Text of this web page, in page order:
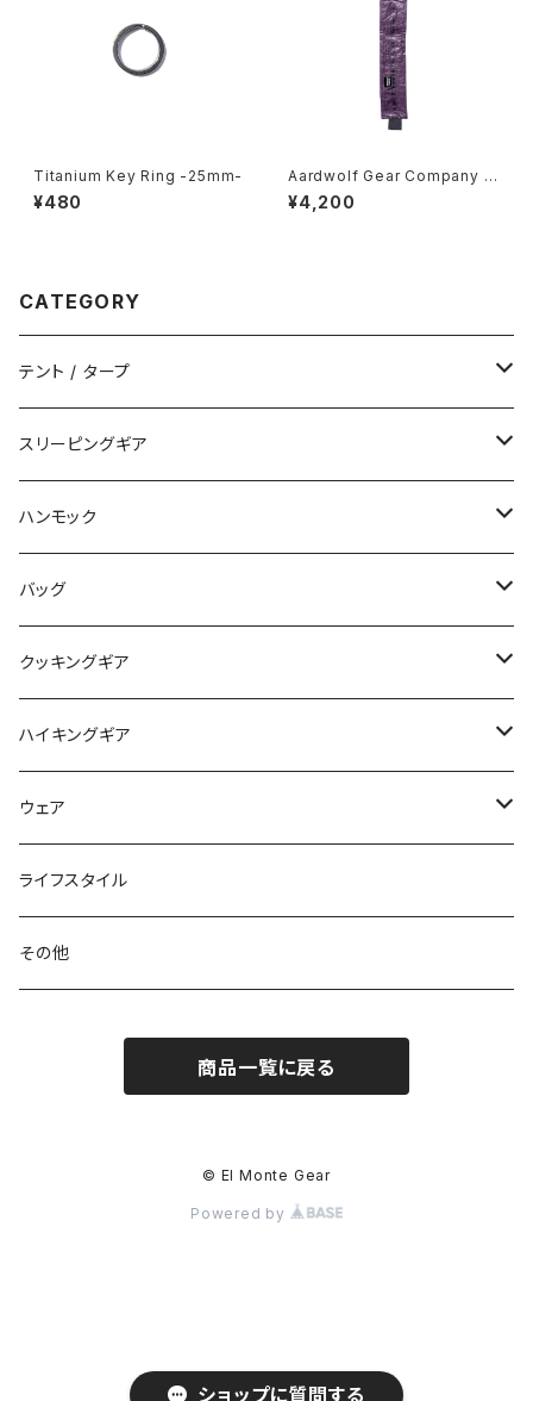
ショップに質問する
Titanium Key Ring -25mm-
¥480
Aardwolf Gear Company /
Toothbrush Sleeve
¥4,200
CATEGORY
テント / タープ
タープ / シェルター
ペグ / ステークス
アクセサリー
スリーピングギア
シュラフ / キルト
ビビィ
マット
ピロー
ハンモック
ハンモック
アクセサリー
バッグ
バックパック
サコッシュ / ウェストポーチ
トートバッグ
パックアクセサリー
クッキングギア
バーナー / ストーブ / 燃料
クッカー / カップ
カトラリー
ボトル
ハイキングギア
ストック
スノーシュー / アイゼン
スタッフサック
ナイフ / ツール
ウェア
トップス
ハードシェル / レインウェア
ウェアアクセサリー
ライフスタイル
その他
商品一覧に戻る
© El Monte Gear
Powered by